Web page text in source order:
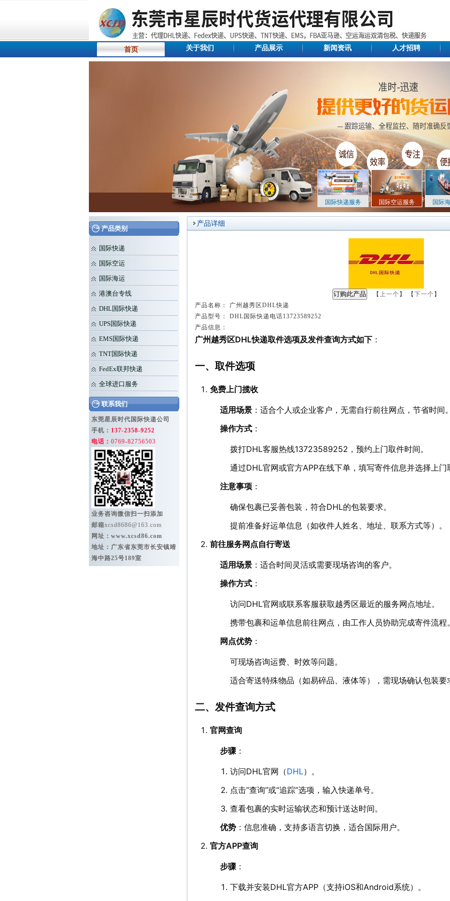
首页 关于我们 产品展示 新闻资讯 人才招聘
国际快递服务 国际空运服务 国际
产品类别
国际快递
国际空运
国际海运
港澳台专线
DHL国际快递
UPS国际快递
EMS国际快递
TNT国际快递
FedEx联邦快递
全球进口服务
联系我们
东莞星辰时代国际快递公司
手机： 137-2358-9252
电话： 0769-82756503
业务咨询微信扫一扫添加
邮箱xcsd8686@163.com
网址： www.xcsd86.com
地址：广东省东莞市长安镇靖
海中路25号189室
产品详细
【 上一个 】 【 下一个 】
产品名称： 广州越秀区DHL快递
产品型号： DHL国际快递电话13723589252
产品信息：
广州越秀区DHL快递取件选项及发件查询方式如下 ：
一、取件选项
免费上门揽收
适用场景 ：适合个人或企业客户，无需自行前往网点，节省时间
操作方式 ：
拨打DHL客服热线13723589252，预约上门取件时间。
通过DHL官网或官方APP在线下单，填写寄件信息并选择上门
注意事项 ：
确保包裹已妥善包装，符合DHL的包装要求。
提前准备好运单信息（如收件人姓名、地址、联系方式等）。
前往服务网点自行寄送
适用场景 ：适合时间灵活或需要现场咨询的客户。
操作方式 ：
访问DHL官网或联系客服获取越秀区最近的服务网点地址。
携带包裹和运单信息前往网点，由工作人员协助完成寄件流程
网点优势 ：
可现场咨询运费、时效等问题。
适合寄送特殊物品（如易碎品、液体等），需现场确认包装要
二、发件查询方式
官网查询
步骤：
访问DHL官网（DHL）。
点击“查询”或“追踪”选项，输入快递单号。
查看包裹的实时运输状态和预计送达时间。
优势 ：信息准确，支持多语言切换，适合国际用户。
官方APP查询
步骤：
下载并安装DHL官方APP（支持iOS和Android系统）。